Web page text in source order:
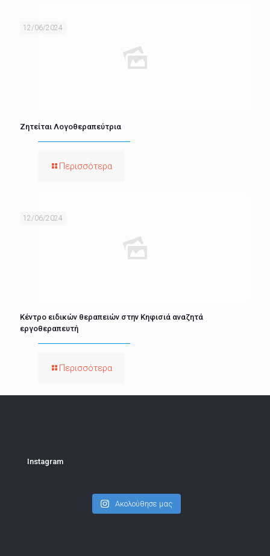
12/06/2024
Ζητείται Λογοθεραπεύτρια
Περισσότερα
12/06/2024
Κέντρο ειδικών θεραπειών στην Κηφισιά αναζητά
εργοθεραπευτή
Περισσότερα
Instagram
Ακολούθησε μας